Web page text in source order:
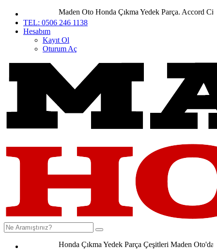
Maden Oto Honda Çıkma Yedek Parça. Accord City
TEL: 0506 246 1138
Hesabım
Kayıt Ol
Oturum Aç
Honda Çıkma Yedek Parça Çeşitleri Maden Oto'da